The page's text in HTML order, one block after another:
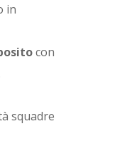
in
con
squadre